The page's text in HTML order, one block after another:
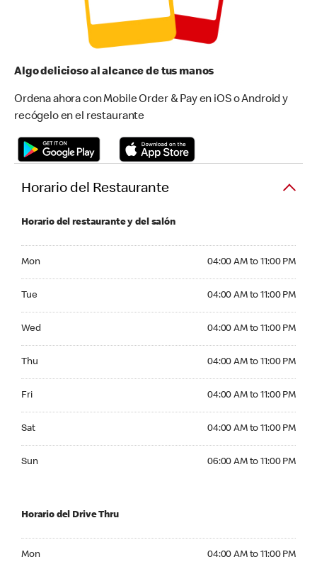
Algo delicioso al alcance de tus manos
Ordena ahora con Mobile Order & Pay en iOS o Android y
recógelo en el restaurante
Horario del Restaurante
Horario del restaurante y del salón
Mon 04:00 AM to 11:00 PM
Tue 04:00 AM to 11:00 PM
Wed 04:00 AM to 11:00 PM
Thu 04:00 AM to 11:00 PM
Fri 04:00 AM to 11:00 PM
Sat 04:00 AM to 11:00 PM
Sun 06:00 AM to 11:00 PM
Horario del Drive Thru
Mon 04:00 AM to 11:00 PM